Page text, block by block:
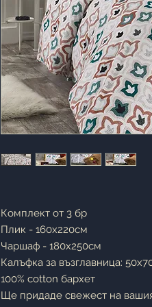
Комплект от 3 бр
Плик - 160х220см
Чаршаф - 180х250см
Калъфка за възглавница:
100% cotton бархет
Ще придаде свежест на